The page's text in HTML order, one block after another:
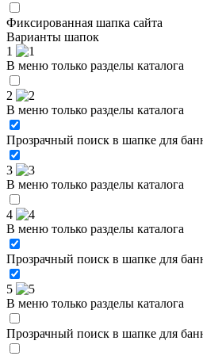
Фиксированная шапка сайта
Варианты шапок
1
В меню только разделы каталога
2
В меню только разделы каталога
Прозрачный поиск в шапке для
3
В меню только разделы каталога
4
В меню только разделы каталога
Прозрачный поиск в шапке для
5
В меню только разделы каталога
Прозрачный поиск в шапке для